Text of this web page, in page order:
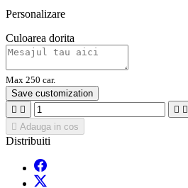
Personalizare
Culoarea dorita
Max 250 car.
Save customization
   
 Adauga in cos
Distribuiti